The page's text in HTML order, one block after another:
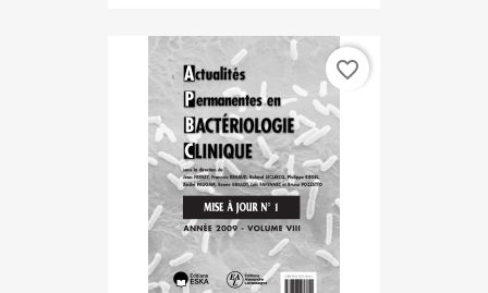
favorite_border